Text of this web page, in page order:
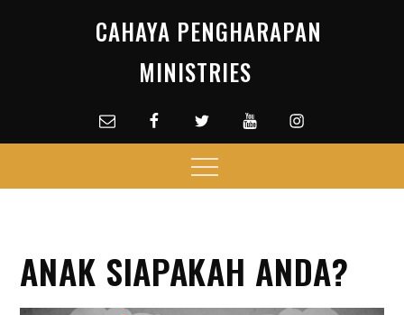
CAHAYA PENGHARAPAN
MINISTRIES
Email facebookTwitterYoutubeInstagram
Menu
ANAK SIAPAKAH ANDA?